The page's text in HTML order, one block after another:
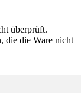
überprüft.
die die Ware nicht